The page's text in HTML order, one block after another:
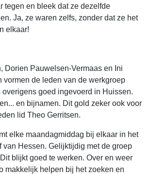
tegen en bleek dat ze dezelfde
Ja, ze waren zelfs, zonder dat ze het
elkaar!
Dorien Pauwelsen-Vermaas en Ini
vormen de leden van de werkgroep
goed ingevoerd in Huissen.
en bijnamen. Dit gold zeker ook voor
lid Theo Gerritsen.
elke maandagmiddag bij elkaar in het
van Hessen. Gelijktijdig met de groep
blijkt goed te werken. Over en weer
makkelijk helpen bij het zoeken en